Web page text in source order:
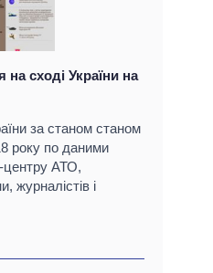
на сході України на
за станом станом
року по даними
АТО,
журналістів і